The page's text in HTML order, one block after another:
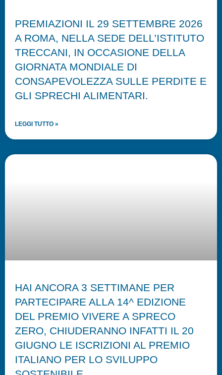
PREMIAZIONI IL 29 SETTEMBRE 2026
A ROMA, NELLA SEDE DELL’ISTITUTO
TRECCANI, IN OCCASIONE DELLA
GIORNATA MONDIALE DI
CONSAPEVOLEZZA SULLE PERDITE E
GLI SPRECHI ALIMENTARI.
LEGGI TUTTO »
HAI ANCORA 3 SETTIMANE PER
PARTECIPARE ALLA 14^ EDIZIONE
DEL PREMIO VIVERE A SPRECO
ZERO, CHIUDERANNO INFATTI IL 20
GIUGNO LE ISCRIZIONI AL PREMIO
ITALIANO PER LO SVILUPPO